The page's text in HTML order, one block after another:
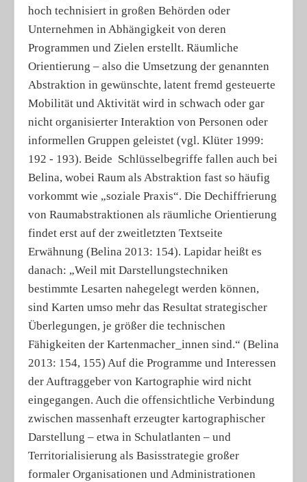
hoch technisiert in großen Behörden oder
Unternehmen in Abhängigkeit von deren
Programmen und Zielen erstellt. Räumliche
Orientierung – also die Umsetzung der genannten
Abstraktion in gewünschte, latent fremd gesteuerte
Mobilität und Aktivität wird in schwach oder gar
nicht organisierter Interaktion von Personen oder
informellen Gruppen geleistet (vgl. Klüter 1999:
192 - 193). Beide Schlüsselbegriffe fallen auch bei
Belina, wobei Raum als Abstraktion fast so häufig
vorkommt wie „soziale Praxis“. Die Dechiffrierung
von Raumabstraktionen als räumliche Orientierung
findet erst auf der zweitletzten Textseite
Erwähnung (Belina 2013: 154). Lapidar heißt es
danach: „Weil mit Darstellungstechniken
bestimmte Lesarten nahegelegt werden können,
sind Karten umso mehr das Resultat strategischer
Überlegungen, je größer die technischen
Fähigkeiten der Kartenmacher_innen sind.“ (Belina
2013: 154, 155) Auf die Programme und Interessen
der Auftraggeber von Kartographie wird nicht
eingegangen. Auch die offensichtliche Verbindung
zwischen massenhaft erzeugter kartographischer
Darstellung – etwa in Schulatlanten – und
Territorialisierung als Basisstrategie großer
formaler Organisationen und Administrationen